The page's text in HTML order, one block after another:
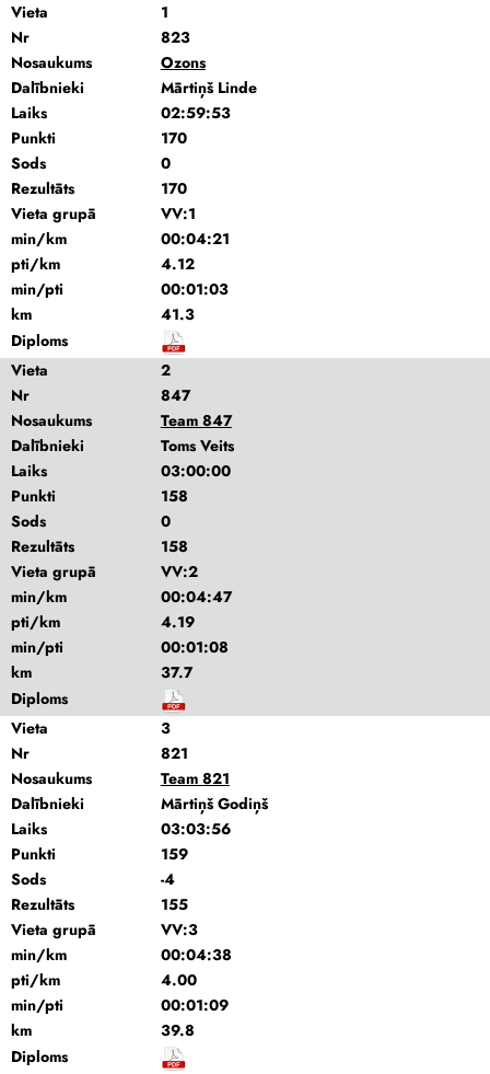
Vieta
1
Nr
823
Nosaukums
Ozons
Dalībnieki
Mārtiņš Linde
Laiks
02:59:53
Punkti
170
Sods
0
Rezultāts
170
Vieta grupā
VV:1
min/km
00:04:21
pti/km
4.12
min/pti
00:01:03
km
41.3
Diploms
Vieta
2
Nr
847
Nosaukums
Team 847
Dalībnieki
Toms Veits
Laiks
03:00:00
Punkti
158
Sods
0
Rezultāts
158
Vieta grupā
VV:2
min/km
00:04:47
pti/km
4.19
min/pti
00:01:08
km
37.7
Diploms
Vieta
3
Nr
821
Nosaukums
Team 821
Dalībnieki
Mārtiņš Godiņš
Laiks
03:03:56
Punkti
159
Sods
-4
Rezultāts
155
Vieta grupā
VV:3
min/km
00:04:38
pti/km
4.00
min/pti
00:01:09
km
39.8
Diploms